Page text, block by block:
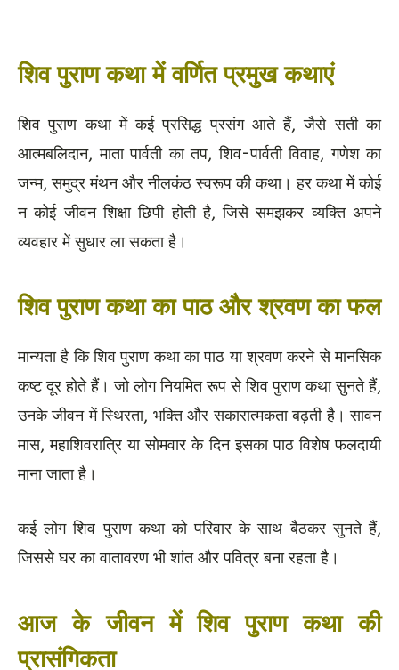
शिव पुराण कथा में वर्णित प्रमुख कथाएं
शिव पुराण कथा में कई प्रसिद्ध प्रसंग आते हैं, जैसे सती का
आत्मबलिदान, माता पार्वती का तप, शिव-पार्वती विवाह, गणेश का
जन्म, समुद्र मंथन और नीलकंठ स्वरूप की कथा। हर कथा में कोई
न कोई जीवन शिक्षा छिपी होती है, जिसे समझकर व्यक्ति अपने
व्यवहार में सुधार ला सकता है।
शिव पुराण कथा का पाठ और श्रवण का फल
मान्यता है कि शिव पुराण कथा का पाठ या श्रवण करने से मानसिक
कष्ट दूर होते हैं। जो लोग नियमित रूप से शिव पुराण कथा सुनते हैं,
उनके जीवन में स्थिरता, भक्ति और सकारात्मकता बढ़ती है। सावन
मास, महाशिवरात्रि या सोमवार के दिन इसका पाठ विशेष फलदायी
माना जाता है।
कई लोग शिव पुराण कथा को परिवार के साथ बैठकर सुनते हैं,
जिससे घर का वातावरण भी शांत और पवित्र बना रहता है।
आज के जीवन में शिव पुराण कथा की
प्रासंगिकता